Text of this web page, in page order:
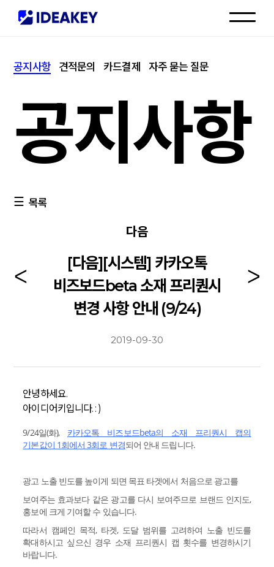
고객센터
공지사항 견적문의 카드결제 자주 묻는 질문
공지사항
목록
다음
[다음][시스템] 카카오톡
비즈보드beta 소재 프리퀀시
변경 사항 안내 (9/24)
2019-09-30
안녕하세요.
아이디어키입니다. : )
9/24일(화), 카카오톡 비즈보드beta의 소재 프리퀀시 캡의
기본값이 1회에서 3회로 변경되어 안내 드립니다.
광고 노출 빈도를 높이게 되면 목표 타겟에서 처음으로 광고를
보여주는 효과보다 같은 광고를 다시 보여주므로 브랜드 인지도,
홍보에 크게 기여할 수 있습니다.
따라서 캠페인 목적, 타겟, 도달 범위를 고려하여 노출 빈도를
확대하시고 싶으신 경우 소재 프리퀀시 캡 횟수를 변경하시기
바랍니다.